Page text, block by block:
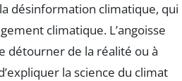
désinformation climatique, qui
climatique. L’angoisse
détourner de la réalité ou à
la science du climat